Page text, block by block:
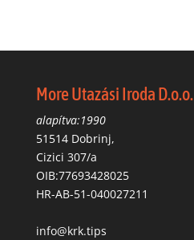
More Utazási Iroda D.o.o.
alapítva:1990
51514 Dobrinj,
Cizici 307/a
OIB:77693428025
HR-AB-51-040027211
info@krk.tips